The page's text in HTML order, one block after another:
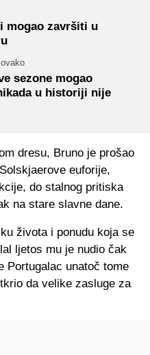
mogao završiti u
sezone mogao
u historiji nije
dresu, Bruno je prošao
euforije,
do stalnog pritiska
na stare slavne dane.
života i ponudu koja se
ljetos mu je nudio čak
Portugalac unatoč tome
da velike zasluge za